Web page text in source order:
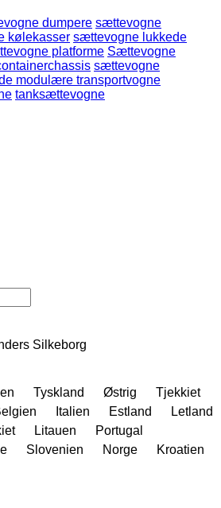
dumpere sættevogne
kølekasser sættevogne lukkede
platforme Sættevogne
sættevogne
modulære transportvogne
tanksættevogne
Silkeborg
Tyskland Østrig
Tjekkiet
Italien Estland
Letland
Litauen
Portugal
Slovenien Norge
Kroatien